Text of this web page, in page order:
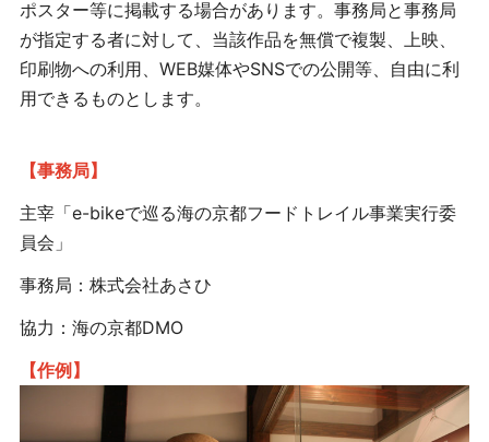
ポスター等に掲載する場合があります。事務局と事務局
が指定する者に対して、当該作品を無償で複製、上映、
印刷物への利用、WEB媒体やSNSでの公開等、自由に利
用できるものとします。
【事務局】
主宰「e-bikeで巡る海の京都フードトレイル事業実行委
員会」
事務局：株式会社あさひ
協力：海の京都DMO
【作例】